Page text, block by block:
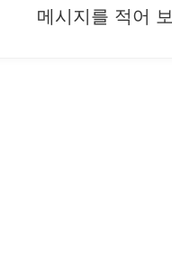
메시지를 적어